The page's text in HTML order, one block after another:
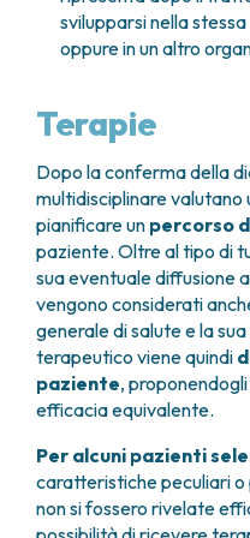
significativamente
seconda
eseguire una
assistenza
selezionati per
complesse
generale con
Lo strumento
condotto, sotto
duodeno passando
stomaco.
Per l’esplorazione
(esofago, stomaco,
mediastino) è
almeno 8 ore per i
In corso di
procedura
monitor radiologico
per perfezionare la
Segue la fase
prevede una
dell’orifizio
manovre
minuti e richiede un
Dato l’uso di raggi
devono avere la
gravidanza; in caso
test prima della
Durante l’ERCP si
Biopsie:
per analisi
Sfinterotomia
del muscolo che
tumori cistici
IPMN(neoplasia
svilupparsi nella
oppure in un altro
Terapie
Dopo la conferma della
multidisciplinare
pianificare un percorso
paziente. Oltre al tipo di
sua eventuale diffusione
vengono considerati
generale di salute e la
terapeutico viene quindi
paziente,
efficacia equivalente.
Per alcuni pazienti
caratteristiche peculiari
non si fossero rivelate